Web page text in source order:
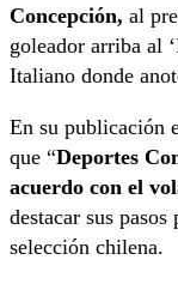
Concepción, al
goleador arriba al
Italiano donde
En su publicación
que “Deportes
acuerdo con el
destacar sus
selección chilena.